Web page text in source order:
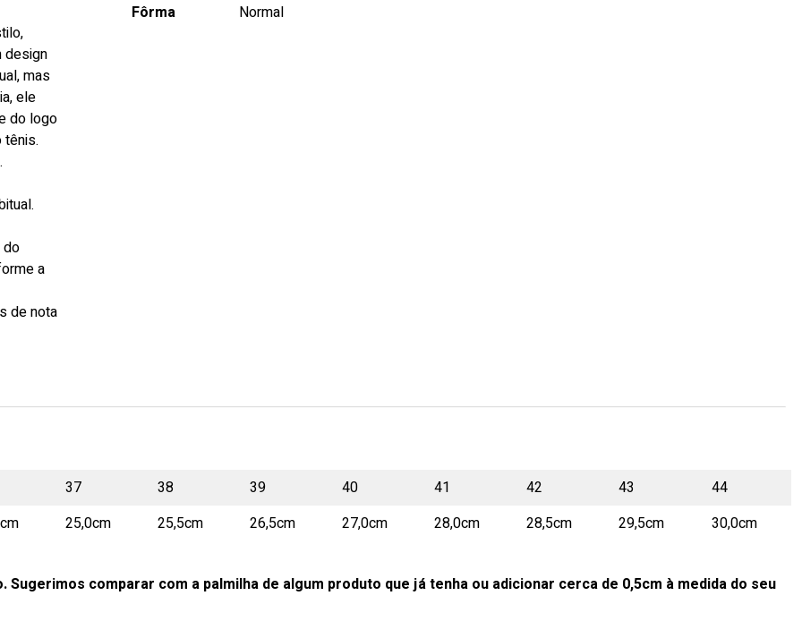
design
mas
ele
do logo
tênis.
do
a
de nota
Fôrma
Normal
37 38 39 40 41 42 43
44
25,0cm 25,5cm 26,5cm 27,0cm 28,0cm 28,5cm 29,5cm 30,0cm
comparar com a palmilha de algum produto que já tenha ou adicionar cerca de 0,5cm à medida do seu